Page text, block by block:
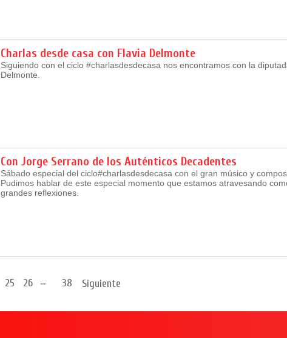
Charlas desde casa con Flavia Delmonte
Siguiendo con el ciclo #charlasdesdecasa nos encontramos con la
Delmonte.
Con Jorge Serrano de los Auténticos Decadentes
Sábado especial del ciclo#charlasdesdecasa con el gran músico y
Pudimos hablar de este especial momento que estamos atravesando
grandes reflexiones.
25 26 ... 38 Siguiente